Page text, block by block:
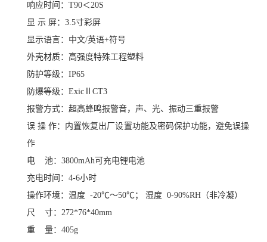
响应时间： T90＜20S
显 示 屏： 3.5寸彩屏
显示语言： 中文/英语+符号
外壳材质： 高强度特殊工程塑料
防护等级： IP65
防爆等级： ExicⅡCT3
报警方式：超高蜂鸣报警音，声、光、振动三重报警
误 操 作：内置恢复出厂设置功能及密码保护功能，避免误操
作
电
池： 3800mAh可充电锂电池
充电时间： 4-6小时
操作环境：温度 -20℃～50℃； 湿度 0-90%RH （非冷凝）
尺
寸： 272*76*40mm
重
量： 405g